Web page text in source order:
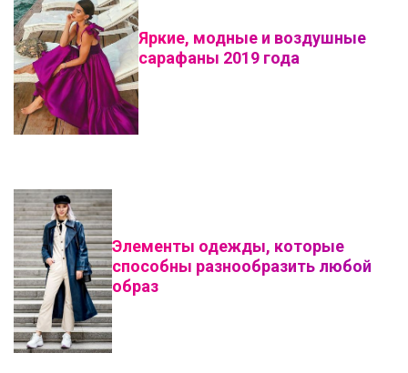
Яркие, модные и воздушные
сарафаны 2019 года
Элементы одежды, которые
способны разнообразить любой
образ